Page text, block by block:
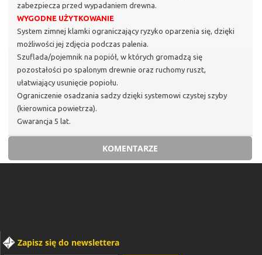
zabezpiecza przed wypadaniem drewna.
WYGODNE UŻYTKOWANIE
System zimnej klamki ograniczający ryzyko oparzenia się, dzięki
możliwości jej zdjęcia podczas palenia.
Szuflada/pojemnik na popiół, w których gromadzą się
pozostałości po spalonym drewnie oraz ruchomy ruszt,
ułatwiający usunięcie popiołu.
Ograniczenie osadzania sadzy dzięki systemowi czystej szyby
(kierownica powietrza).
Gwarancja 5 lat.
KOMENTARZE
Zapisz się do newslettera